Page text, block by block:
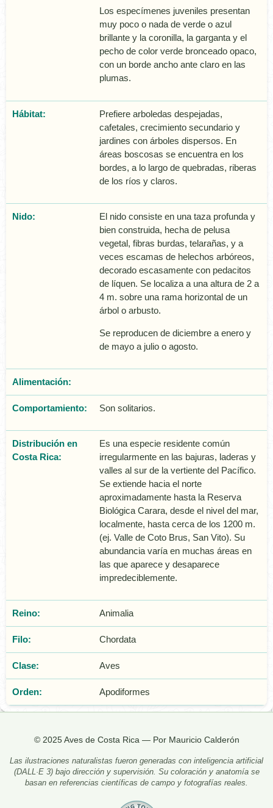
Los especí­menes juveniles presentan
muy poco o nada de verde o azul
brillante y la coronilla, la garganta y el
pecho de color verde bronceado opaco,
con un borde ancho ante claro en las
plumas.
Hábitat:
Prefiere arboledas despejadas,
cafetales, crecimiento secundario y
jardines con árboles dispersos. En
áreas boscosas se encuentra en los
bordes, a lo largo de quebradas, riberas
de los rí­os y claros.
Nido:
El nido consiste en una taza profunda y
bien construida, hecha de pelusa
vegetal, fibras burdas, telarañas, y a
veces escamas de helechos arbóreos,
decorado escasamente con pedacitos
de lí­quen. Se localiza a una altura de 2 a
4 m. sobre una rama horizontal de un
árbol o arbusto.
Se reproducen de diciembre a enero y
de mayo a julio o agosto.
Alimentación:
Comportamiento: Son solitarios.
Distribución en
Costa Rica:
Es una especie residente común
irregularmente en las bajuras, laderas y
valles al sur de la vertiente del Pacífico.
Se extiende hacia el norte
aproximadamente hasta la Reserva
Biológica Carara, desde el nivel del mar,
localmente, hasta cerca de los 1200 m.
(ej. Valle de Coto Brus, San Vito). Su
abundancia varía en muchas áreas en
las que aparece y desaparece
impredeciblemente.
Reino: Animalia
Filo: Chordata
Clase: Aves
Orden: Apodiformes
© 2025 Aves de Costa Rica — Por Mauricio Calderón
Las ilustraciones naturalistas fueron generadas con inteligencia artificial
(DALL·E 3) bajo dirección y supervisión. Su coloración y anatomía se
basan en referencias científicas de campo y fotografías reales.